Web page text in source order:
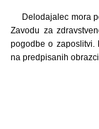
Delodajalec mora
Zavodu za
pogodbe o zaposlitvi.
na predpisanih